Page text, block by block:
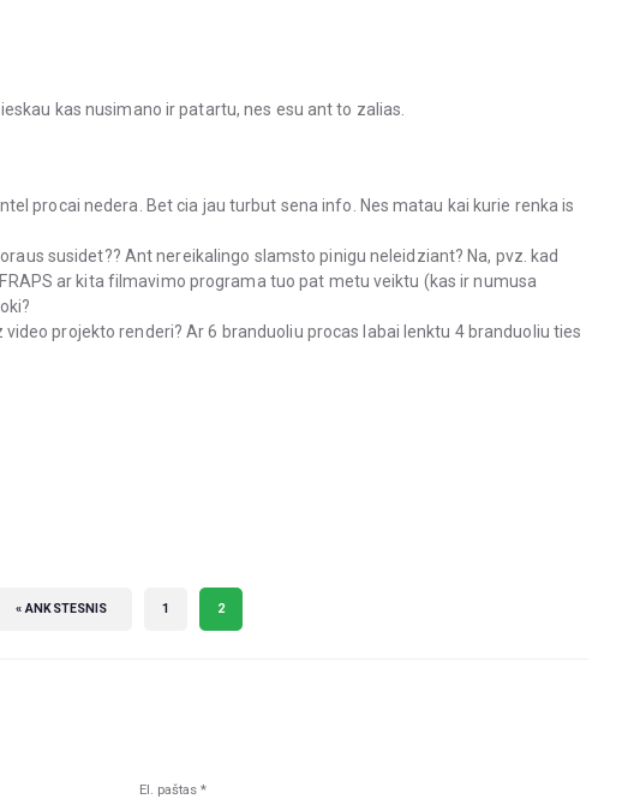
kas nusimano ir patartu, nes esu ant to zalias.
procai nedera. Bet cia jau turbut sena info. Nes matau kai kurie renka is
susidet?? Ant nereikalingo slamsto pinigu neleidziant? Na, pvz. kad
ar kita filmavimo programa tuo pat metu veiktu (kas ir numusa
projekto renderi? Ar 6 branduoliu procas labai lenktu 4 branduoliu ties
« ANKSTESNIS 1 2